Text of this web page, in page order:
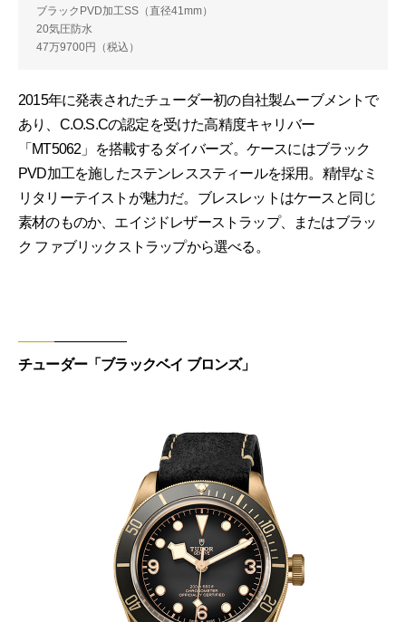
ブラックPVD加工SS（直径41mm）
20気圧防水
47万9700円（税込）
2015年に発表されたチューダー初の自社製ムーブメントで
あり、C.O.S.Cの認定を受けた高精度キャリバー
「MT5062」を搭載するダイバーズ。ケースにはブラック
PVD加工を施したステンレススティールを採用。精悍なミ
リタリーテイストが魅力だ。ブレスレットはケースと同じ
素材のものか、エイジドレザーストラップ、またはブラッ
ク ファブリックストラップから選べる。
チューダー「ブラックベイ ブロンズ」